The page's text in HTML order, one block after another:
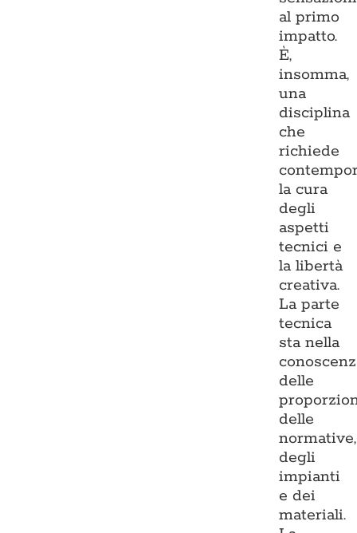
al primo
impatto.
È,
insomma,
una
disciplina
che
richiede
la cura
degli
aspetti
tecnici e
la libertà
creativa.
La parte
tecnica
sta nella
delle
delle
normative,
degli
impianti
e dei
materiali.